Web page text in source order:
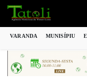
VARANDA MUNISÍPIU